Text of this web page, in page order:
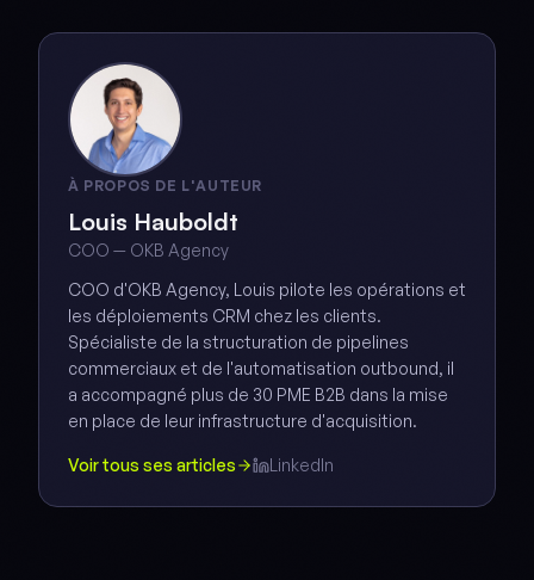
À PROPOS DE L'AUTEUR
Louis Hauboldt
COO — OKB Agency
COO d'OKB Agency, Louis pilote les opérations et
les déploiements CRM chez les clients.
Spécialiste de la structuration de pipelines
commerciaux et de l'automatisation outbound, il
a accompagné plus de 30 PME B2B dans la mise
en place de leur infrastructure d'acquisition.
Voir tous ses articles LinkedIn